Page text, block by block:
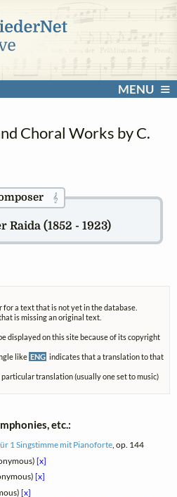
MENU
Choral Works by C.
𝄞
Raida (1852 - 1923)
for a text that is not yet in the database.
is missing an original text.
displayed on this site because of its copyright
like ENG indicates that a translation to that
translation (usually one set to music)
etc.:
1 Singstimme mit Pianoforte , op. 144
[x]
[x]
[x]